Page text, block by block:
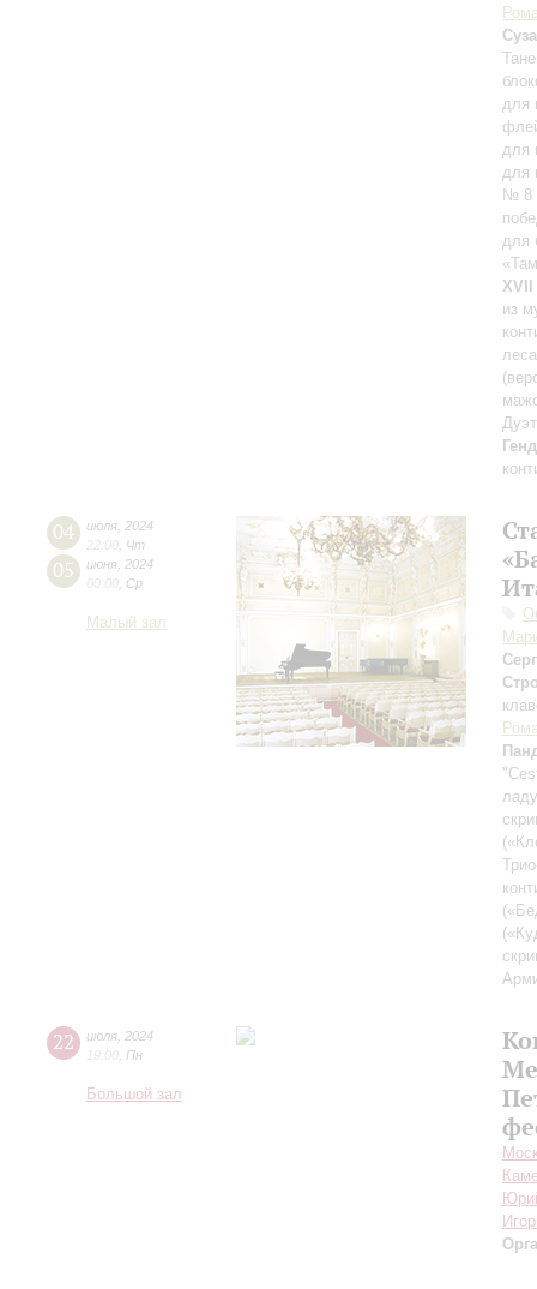
для
для
для
№ 8
для
XVII
из
04 июля 2024
22:00 Чт
05 июня 2024
00:00 Ср
Малый зал
22 июля 2024
19:00 Пн
Большой зал